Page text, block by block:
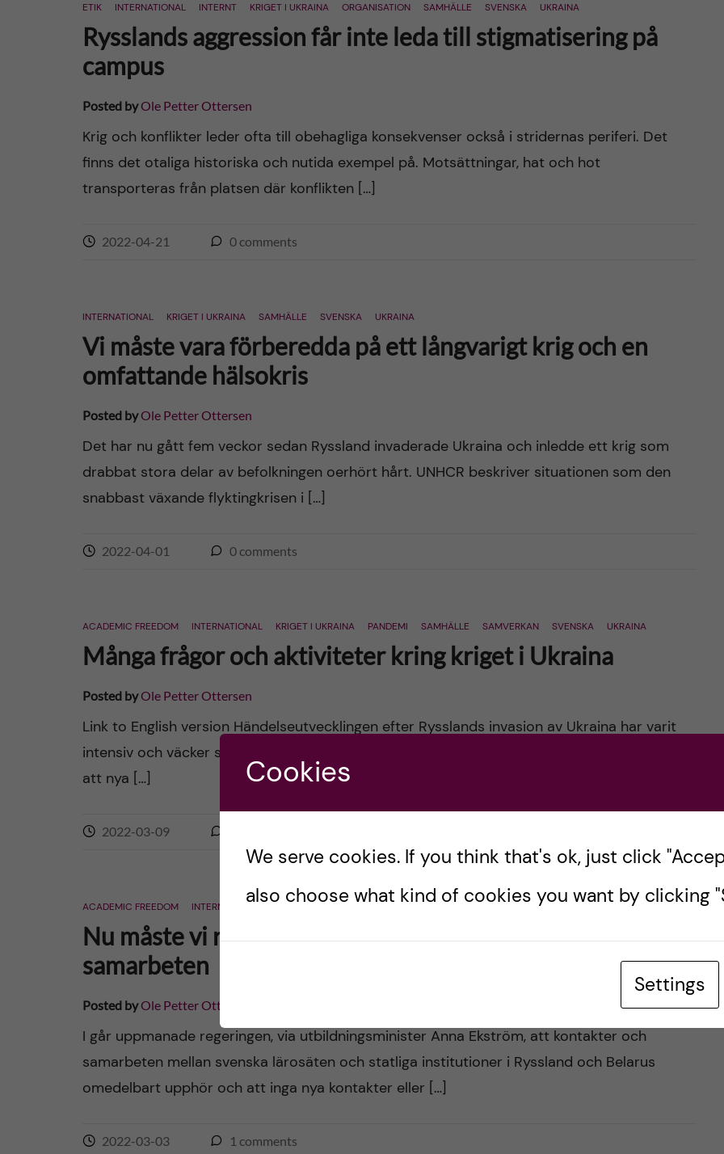
ETIK INTERNATIONAL INTERNT KRIGET I UKRAINA ORGANISATION SAMHÄLLE SVENSKA UKRAINA
Rysslands aggression får inte leda till stigmatisering på
campus
Posted byOle Petter Ottersen
Krig och konflikter leder ofta till obehagliga konsekvenser också i stridernas periferi. Det
finns det otaliga historiska och nutida exempel på. Motsättningar, hat och hot
transporteras från platsen där konflikten […]
2022-04-21 0 comments
INTERNATIONAL KRIGET I UKRAINA SAMHÄLLE SVENSKA UKRAINA
Vi måste vara förberedda på ett långvarigt krig och en
omfattande hälsokris
Posted byOle Petter Ottersen
Det har nu gått fem veckor sedan Ryssland invaderade Ukraina och inledde ett krig som
drabbat stora delar av befolkningen oerhört hårt. UNHCR beskriver situationen som den
snabbast växande flyktingkrisen i […]
2022-04-01 0 comments
ACADEMIC FREEDOM INTERNATIONAL KRIGET I UKRAINA PANDEMI SAMHÄLLE SAMVERKAN SVENSKA UKRAINA
Många frågor och aktiviteter kring kriget i Ukraina
Posted byOle Petter Ottersen
Link to English version Händelseutvecklingen efter Rysslands invasion av Ukraina har varit
intensiv och väcker ständigt nya frågor att hantera eller ta ställning till. Det är högst troligt
att nya […]
2022-03-09
ACADEMIC FREEDOM INTERNATIONAL SVENSKA
Nu måste vi reflektera över våra internationella
samarbeten
Posted byOle Petter Ottersen
I går uppmanade regeringen, via utbildningsminister Anna Ekström, att kontakter och
samarbeten mellan svenska lärosäten och statliga institutioner i Ryssland och Belarus
omedelbart upphör och att inga nya kontakter eller […]
2022-03-03 1 comments
Cookies
We serve cookies. If you think that's ok, just click
also choose what kind of cookies you want by clicking
Settings